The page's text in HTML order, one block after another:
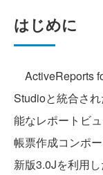
はじめに
ActiveReports
Studioと統合さ
能なレポートビ
帳票作成コンポ
新版3.0Jを利用